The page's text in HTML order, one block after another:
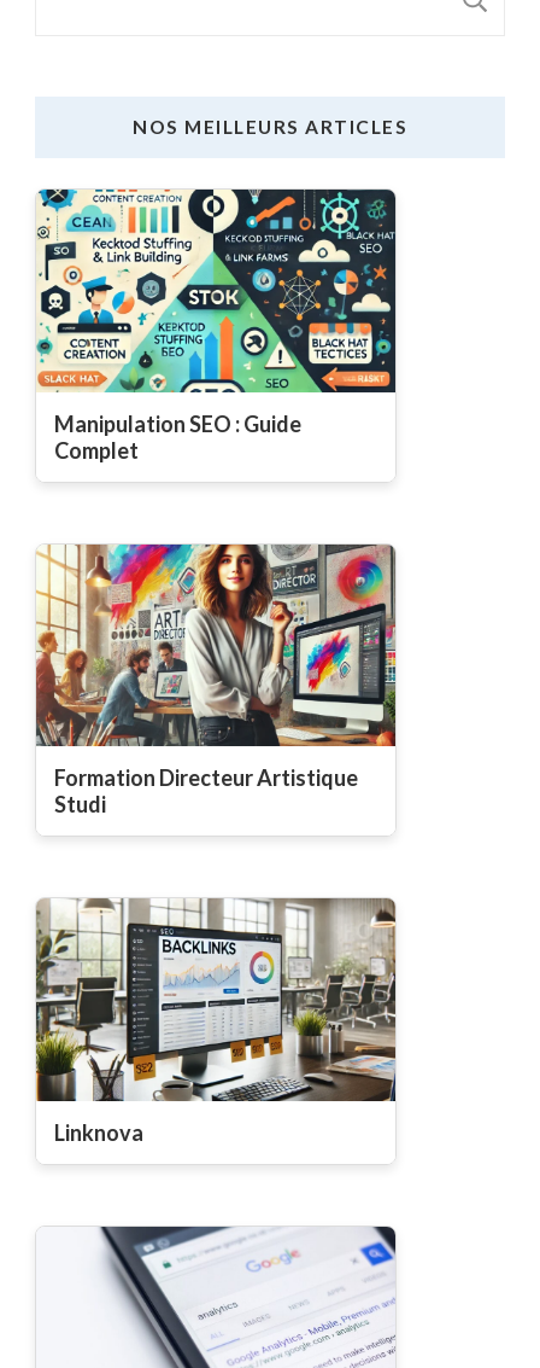
NOS MEILLEURS ARTICLES
Manipulation SEO : Guide
Complet
Formation Directeur Artistique
Studi
Linknova